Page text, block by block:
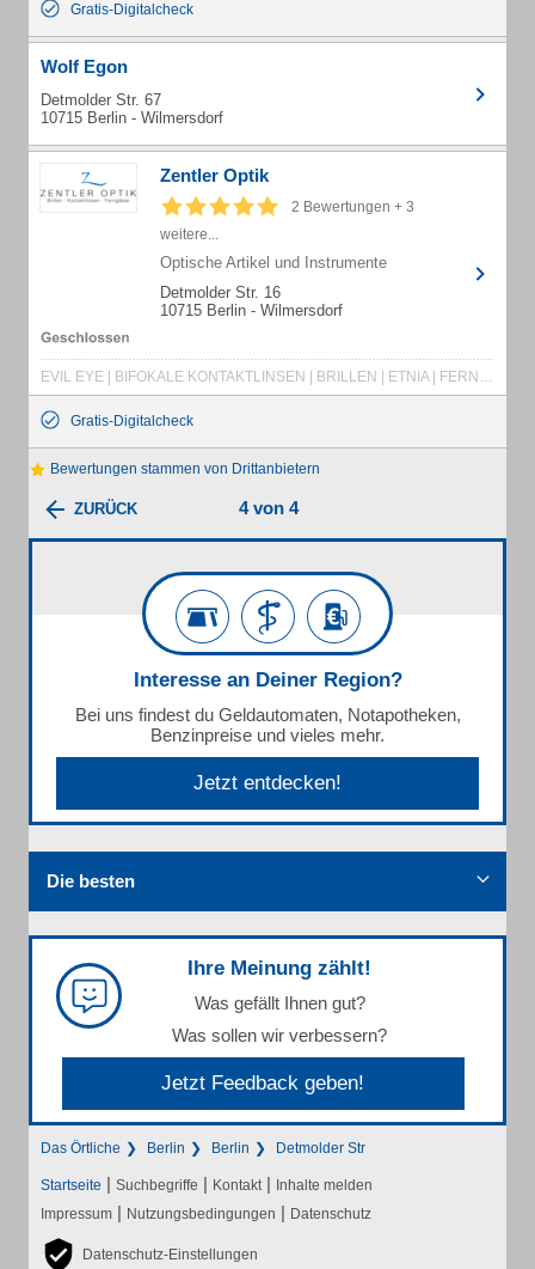
Gratis-Digitalcheck
Wolf Egon
Detmolder Str. 67
10715 Berlin - Wilmersdorf
Zentler Optik
2 Bewertungen + 3
weitere...
Optische Artikel und Instrumente
Detmolder Str. 16
10715 Berlin - Wilmersdorf
EVIL EYE | BIFOKALE KONTAKTLINSEN | BRILLEN | ETNIA | FERNGLÄSER | GÖTTI | HAUPTSTADTOPTIKER | JOHNSON KONTAKTLINSEN | KONTAKTLINSEN | LINDBERG | LUNOR | MULTI KONTAKTLINSEN | MULTIFOCAL KONTAKTLINSEN | NACHTSICHT | NACHTSICHTPROBLEME | OPTIKER | RANDLOSE BRILLEN | SILHOUETTE | SPORTOPTIK | ZEISS | ZEISS FERNGLÄSER | ZEISS GLEITSICHTGLÄSER | ZEISS I-PROFILER | ZEISS VIDEO INFRAL
Gratis-Digitalcheck
Bewertungen stammen von Drittanbietern
ZURÜCK 4 von 4
Interesse an Deiner Region?
Bei uns findest du Geldautomaten, Notapotheken,
Benzinpreise und vieles mehr.
Jetzt entdecken!
Die besten
Ihre Meinung zählt!
Was gefällt Ihnen gut?
Was sollen wir verbessern?
Jetzt Feedback geben!
Das Örtliche Berlin Berlin Detmolder Str
Startseite | Suchbegriffe | Kontakt | Inhalte melden
Impressum | Nutzungsbedingungen | Datenschutz
Datenschutz-Einstellungen